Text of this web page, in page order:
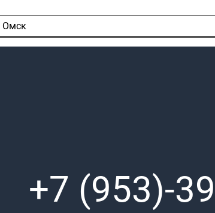
Омск
+7 (953)-